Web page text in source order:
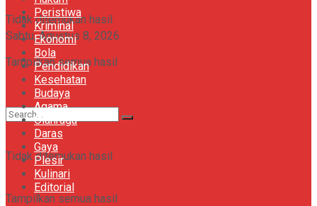
Sabtu, Agustus 8, 2026
Khazanah
Gaya
Tidak ditemukan hasil
Tampilkan semua hasil
Tidak ditemukan hasil
Tampilkan semua hasil
Peristiwa
Kriminal
Ekonomi
Bola
Pendidikan
Kesehatan
Budaya
Agama
Olahraga
Daras
Gaya
Plesir
Kulinari
Editorial